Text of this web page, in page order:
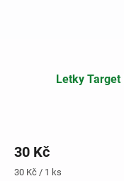
Letky Target
30 Kč
Měrná
30 Kč / 1 ks